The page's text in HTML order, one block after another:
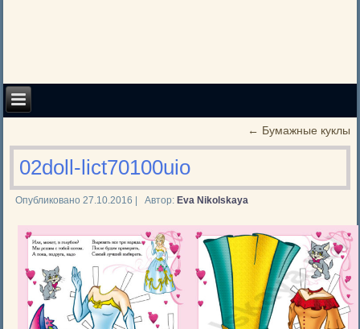
← Бумажные куклы
02doll-lict70100uio
Опубликовано 27.10.2016 Автор: Eva Nikolskaya